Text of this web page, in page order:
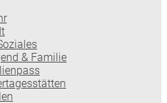
& Familie